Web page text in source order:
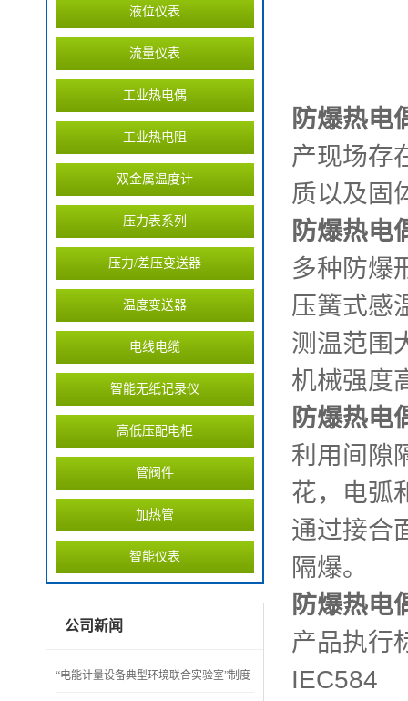
液位仪表
流量仪表
工业热电偶
工业热电阻
双金属温度计
压力表系列
压力/差压变送器
温度变送器
电线电缆
智能无纸记录仪
高低压配电柜
管阀件
加热管
智能仪表
公司新闻
“电能计量设备典型环境联合实验室”制度
防爆热电
产现场存
质以及固
防爆热电
多种防爆
压簧式感
测温范围
机械强度
防爆热电
利用间隙
花，电弧
通过接合
隔爆。
防爆热电
产品执行
IEC584